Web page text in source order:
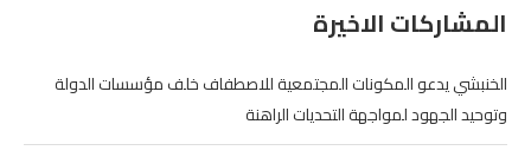
المشاركات الاخيرة
الخنبشي يدعو المكونات المجتمعية للاصطفاف خلف مؤسسات الدولة
وتوحيد الجهود لمواجهة التحديات الراهنة